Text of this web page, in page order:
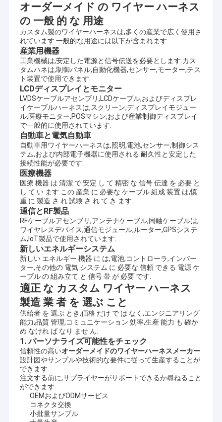
家
プロダクト
ビデオ
オーダーメイド の ワイヤー ハーネス
の 一般 的 な 用途
カスタム製のワイヤーハーネスは,多くの産業で広く使用さ
れています.一般的な用途には以下が含まれます.
産業用機器
工業機械は,安定した電源と信号伝送を必要とします.カス
タムハネは,制御パネル,自動化機器,センサー,モーター,テス
ト装置で使用できます.
LCDディスプレイとモニター
LVDSケーブルアセンブリ,LCDケーブル,およびディスプレ
イケーブルハーネスは,スクリーン,ディスプレイモジュー
ル,医療モニター,POSマシン,および産業制御ディスプレイ
で一般的に使用されています.
自動車と電気自動車
自動車用ワイヤーハーネスは,照明,電池,センサー,制御シス
テム,および内部電子機器に使用される.耐久性と安定した
接続性能が必要です.
医療機器
医療 機器 は 清潔 で 安定 し て 精密 な 信号 伝達 を 必要 と
し て い ます.この 産業 に 必要な ケーブル 組成 装置 は,慎
重 に 製造 さ れ 試験 さ れ て き ます.
通信とRF製品
RFケーブルアセンブリ,アンテナケーブル,同軸ケーブルは,
ワイヤレスデバイス,通信モジュール,ルーター,GPSシステ
ム,IoT製品で使用されています.
新しいエネルギーシステム
新しい エネルギー 機器 に は,電池,コントローラ,インバー
ター,その他の 電気 システム に 必要な 信頼 できる 電源 ケ
ーブル の 組み立て と 信号 帯 が 必要 です.
適正 な カスタム ワイヤー ハーネス
製造 業 者 を 選ぶ こと
供給者 を 選ぶ とき,価格 だけ で は なく,エンジニアリング
能力,品質 管理,コミュニケーション 効率,生産 能力 も 確か
め なけれ ば なり ませ ん.
1. パーソナライズ可能性をチェック
信頼性の高いオーダーメイドのワイヤーハーネスメーカー
設計図やサンプルや技術的な要件に従って生産することが
できます.
注文する前に,サプライヤーがサポートできるか尋ねること
ができます.
OEMおよびODMサービス
コネクタ交換
小批量サンプル
張家港市RY電子CO.、株式会社（www.cable-antenna.com）
2016年に創設されて、設計し、製造のケーブルで通信するプロダ
クトおよびコミュニケーション アンテナに焦点を合わせられる。
それは製品の範囲をを含む開発した:
1. harness&Cableアセンブリをワイヤーで縛ること: